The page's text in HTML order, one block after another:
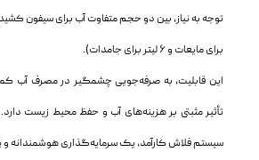
برای مایعات و ۶ لیتر برای جامدات).
این قابلیت، به صرفه‌جویی چشمگیر در مصرف آب
تأثیر مثبتی بر هزینه‌های آب و حفظ محیط زیست
سیستم فلاش کارآمد، یک سرمایه‌گذاری هوشمندانه